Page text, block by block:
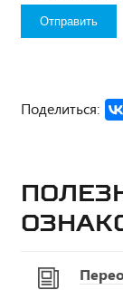
Поделиться: